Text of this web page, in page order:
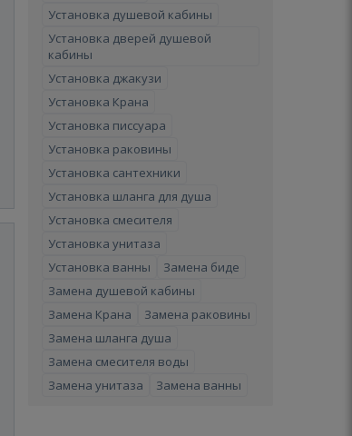
Установка душевой кабины
Установка дверей душевой
кабины
Установка джакузи
Установка Крана
Установка писсуара
Установка раковины
Установка сантехники
Установка шланга для душа
Установка смесителя
Установка унитаза
Установка ванны
Замена биде
Замена душевой кабины
Замена Крана
Замена раковины
Замена шланга душа
Замена смесителя воды
Замена унитаза
Замена ванны